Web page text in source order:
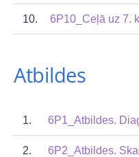
10. 6P10_Ceļā uz 7.
Atbildes
1. 6P1_Atbildes.
2. 6P2_Atbildes.